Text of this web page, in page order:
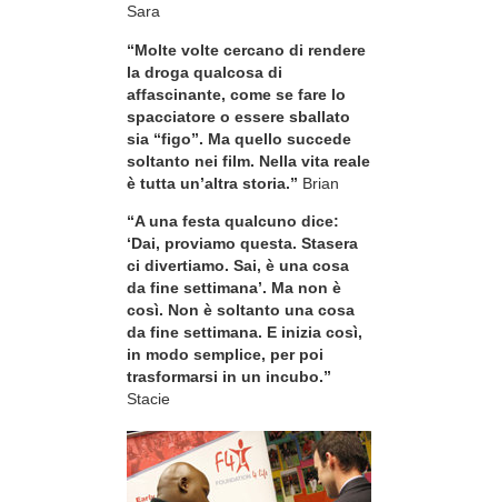
Sara
“Molte volte cercano di rendere
la droga qualcosa di
affascinante, come se fare lo
spacciatore o essere sballato
sia “figo”. Ma quello succede
soltanto nei film. Nella vita reale
è tutta un’altra storia.” Brian
“A una festa qualcuno dice:
‘Dai, proviamo questa. Stasera
ci divertiamo. Sai, è una cosa
da fine settimana’. Ma non è
così. Non è soltanto una cosa
da fine settimana. E inizia così,
in modo semplice, per poi
trasformarsi in un incubo.”
Stacie